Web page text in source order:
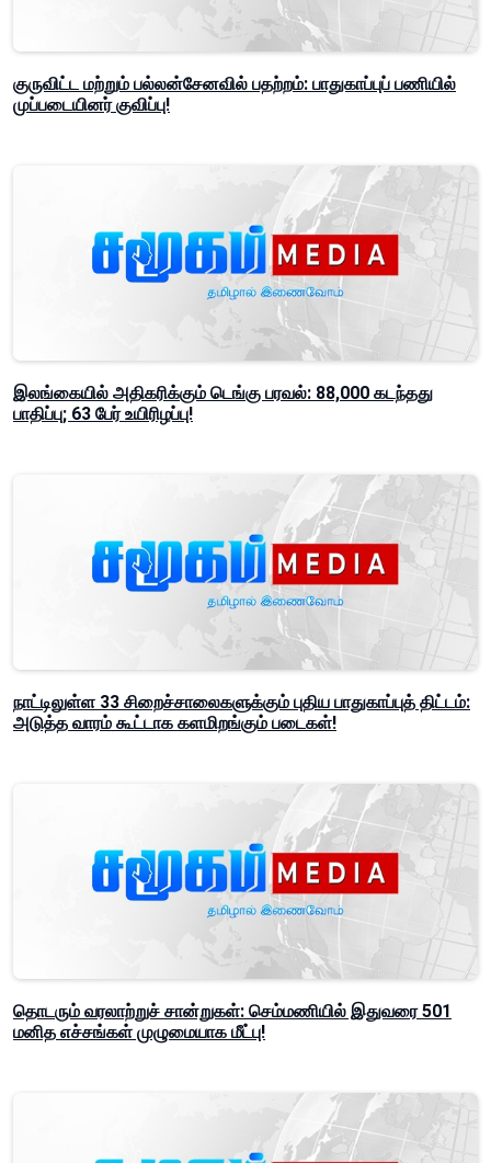
குருவிட்ட மற்றும் பல்லன்சேனவில் பதற்றம்: பாதுகாப்புப் பணியில்
முப்படையினர் குவிப்பு!
இலங்கையில் அதிகரிக்கும் டெங்கு பரவல்: 88,000 கடந்தது
பாதிப்பு; 63 பேர் உயிரிழப்பு!
நாட்டிலுள்ள 33 சிறைச்சாலைகளுக்கும் புதிய பாதுகாப்புத் திட்டம்:
அடுத்த வாரம் கூட்டாக களமிறங்கும் படைகள்!
தொடரும் வரலாற்றுச் சான்றுகள்: செம்மணியில் இதுவரை 501
மனித எச்சங்கள் முழுமையாக மீட்பு!